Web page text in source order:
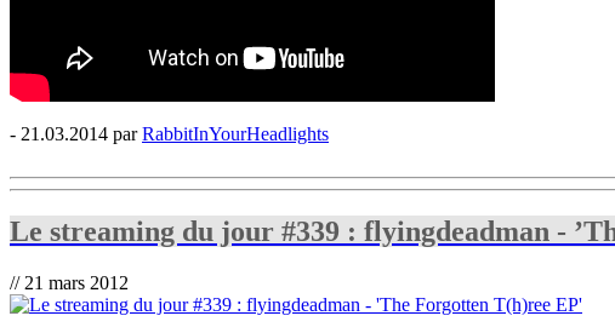
- 21.03.2014 parRabbitInYourHeadlights
Le streaming du jour #339 : flyingdeadman -
// 21 mars 2012